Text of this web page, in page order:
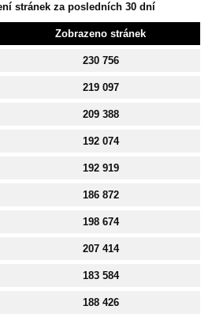
stránek za posledních 30 dní
Zobrazeno stránek
230 756
219 097
209 388
192 074
192 919
186 872
198 674
207 414
183 584
188 426